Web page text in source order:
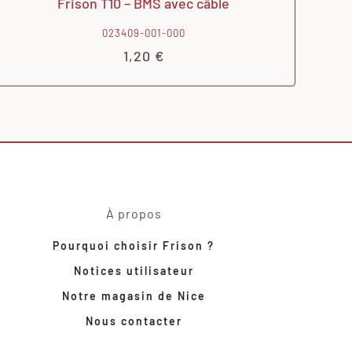
023409-001-000
1,20 €
À propos
Pourquoi choisir Frison ?
Notices utilisateur
Notre magasin de Nice
Nous contacter